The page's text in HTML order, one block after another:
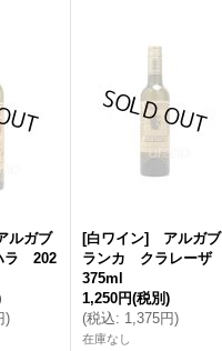
ルガブ
ラ 202
)
[白ワイン] アルガブ
ランカ クラレーザ
375ml
1,250円(税別)
(税込: 1,375円)
在庫なし